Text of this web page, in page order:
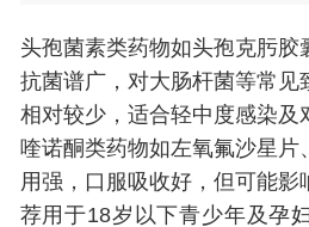
炎、淋病奈瑟菌尿路感染及软性下疳
4.皮肤和软组织感染:疖、脓肿、蜂
脓毒症等。
5.其他感染:中耳炎、骨髓炎、败
等。
头孢菌素类药物如头孢克肟胶
抗菌谱广，对大肠杆菌等常见
相对较少，适合轻中度感染及
喹诺酮类药物如左氧氟沙星片
用强，口服吸收好，但可能影
荐用于18岁以下青少年及孕